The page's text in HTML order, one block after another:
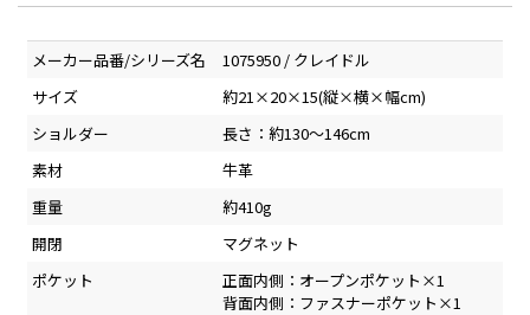
メーカー品番/シリーズ名
1075950 / クレイドル
サイズ
約21×20×15(縦×横×幅cm)
ショルダー
長さ：約130～146cm
素材
牛革
重量
約410g
開閉
マグネット
ポケット
正面内側：オープンポケット×1
背面内側：ファスナーポケット×1